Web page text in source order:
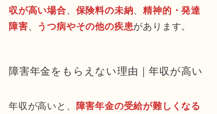
収が高い場合、 保険料の未納、精神的・発達
障害、 うつ病やその他の疾患があります。
障害年金をもらえない理由｜年収が高い
年収が高いと、
障害年金の受給が難しくなる